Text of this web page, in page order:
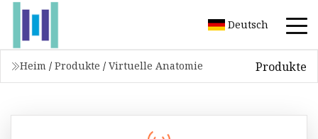
Deutsch
Heim / Produkte / Virtuelle Anatomie Produkte